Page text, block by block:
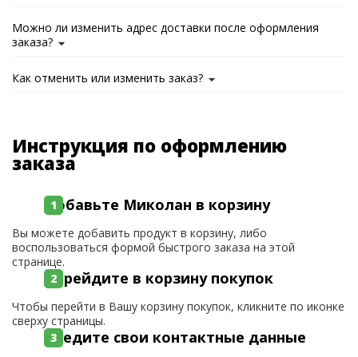
Можно ли изменить адрес доставки после оформления
заказа?
Как отменить или изменить заказ?
Инструкция по оформлению
заказа
Добавьте Миколан в корзину
Вы можете добавить продукт в корзину, либо
воспользоваться формой быстрого заказа на этой
странице.
Перейдите в корзину покупок
Чтобы перейти в Вашу корзину покупок, кликните по иконке
сверху страницы.
Введите свои контактные данные